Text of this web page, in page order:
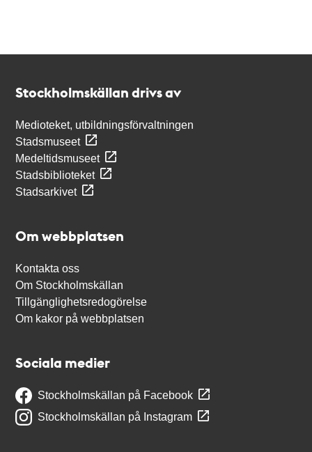
Stockholmskällan drivs av
Medioteket, utbildningsförvaltningen
Stadsmuseet
Medeltidsmuseet
Stadsbiblioteket
Stadsarkivet
Om webbplatsen
Kontakta oss
Om Stockholmskällan
Tillgänglighetsredogörelse
Om kakor på webbplatsen
Sociala medier
Stockholmskällan på Facebook
Stockholmskällan på Instagram